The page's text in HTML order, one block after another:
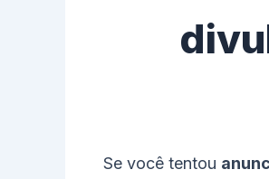
Se você tentou